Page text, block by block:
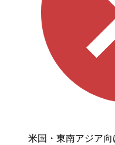
米国・東南アジア